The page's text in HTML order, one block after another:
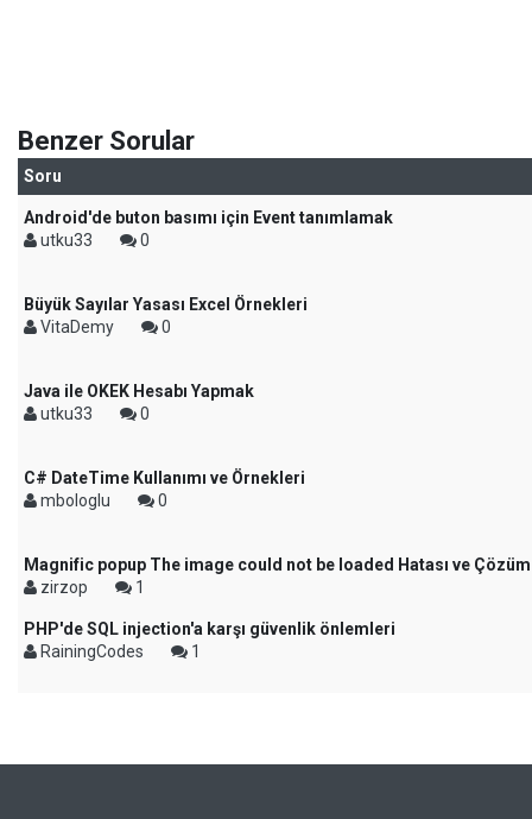
Benzer Sorular
Soru
Android'de buton basımı için Event tanımlamak
utku33
0
Büyük Sayılar Yasası Excel Örnekleri
VitaDemy
0
Java ile OKEK Hesabı Yapmak
utku33
0
C# DateTime Kullanımı ve Örnekleri
mbologlu
0
Magnific popup The image could not be loaded Hatası ve
zirzop
1
PHP'de SQL injection'a karşı güvenlik önlemleri
RainingCodes
1